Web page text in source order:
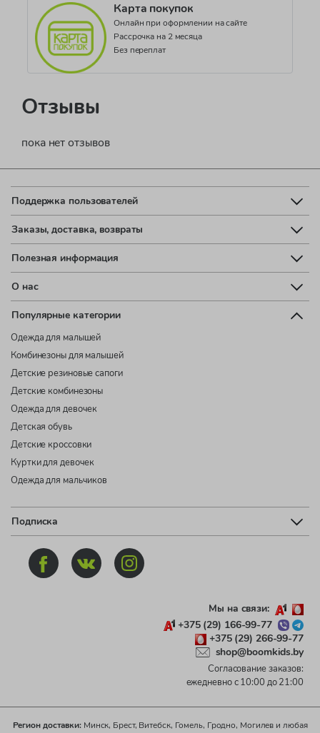
Карта покупок
Онлайн при оформлении на сайте
Рассрочка на 2 месяца
Без переплат
Отзывы
пока нет отзывов
Поддержка пользователей
Заказы, доставка, возвраты
Полезная информация
О нас
Популярные категории
Одежда для малышей
Комбинезоны для малышей
Детские резиновые сапоги
Детские комбинезоны
Одежда для девочек
Детская обувь
Детские кроссовки
Куртки для девочек
Одежда для мальчиков
Подписка
Мы на связи:
+375 (29) 166-99-77
+375 (29) 266-99-77
shop@boomkids.by
Согласование заказов:
ежедневно с 10:00 до 21:00
Регион доставки:Минск, Брест, Витебск, Гомель, Гродно, Могилев и любая